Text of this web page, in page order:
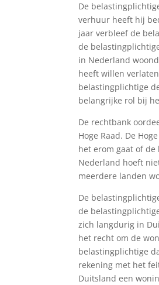
De
verhuur heeft hij
jaar verbleef de
de
in Nederland
heeft willen
belastingplichtige
belangrijke rol bij
De rechtbank
Hoge Raad. De
het erom gaat of
Nederland hoeft
meerdere landen
De
de
zich langdurig in
het recht om de
belastingplichtige
rekening met het
Duitsland een